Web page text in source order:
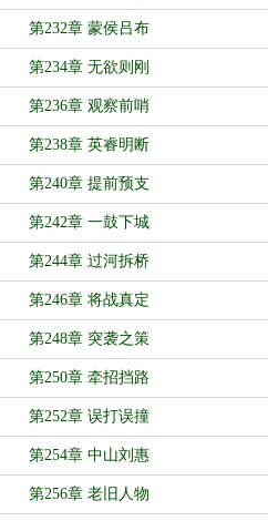
第232章 蒙侯吕布
第234章 无欲则刚
第236章 观察前哨
第238章 英睿明断
第240章 提前预支
第242章 一鼓下城
第244章 过河拆桥
第246章 将战真定
第248章 突袭之策
第250章 牵招挡路
第252章 误打误撞
第254章 中山刘惠
第256章 老旧人物